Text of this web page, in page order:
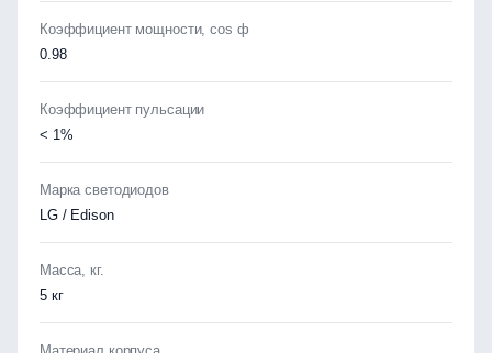
Коэффициент мощности, cos ф
0.98
Коэффициент пульсации
< 1%
Марка светодиодов
LG / Edison
Масса, кг.
5 кг